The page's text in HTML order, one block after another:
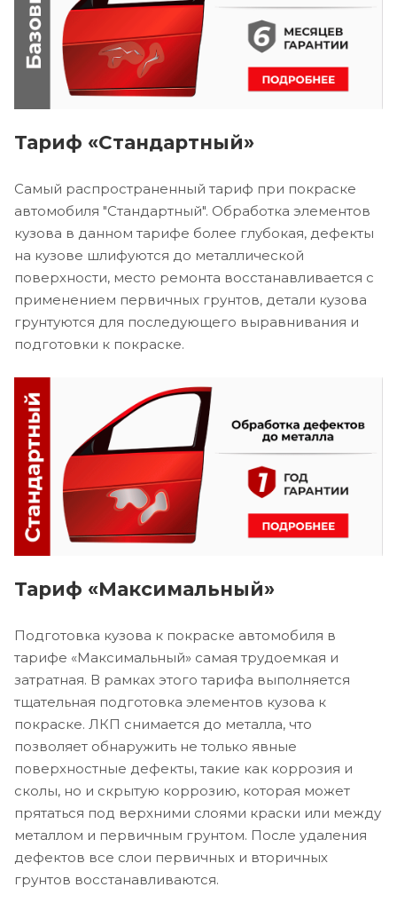
Тариф «Стандартный»
Самый распространенный тариф при покраске
автомобиля "Стандартный". Обработка элементов
кузова в данном тарифе более глубокая, дефекты
на кузове шлифуются до металлической
поверхности, место ремонта восстанавливается с
применением первичных грунтов, детали кузова
грунтуются для последующего выравнивания и
подготовки к покраске.
Тариф «Максимальный»
Подготовка кузова к покраске автомобиля в
тарифе «Максимальный» самая трудоемкая и
затратная. В рамках этого тарифа выполняется
тщательная подготовка элементов кузова к
покраске. ЛКП снимается до металла, что
позволяет обнаружить не только явные
поверхностные дефекты, такие как коррозия и
сколы, но и скрытую коррозию, которая может
прятаться под верхними слоями краски или между
металлом и первичным грунтом. После удаления
дефектов все слои первичных и вторичных
грунтов восстанавливаются.